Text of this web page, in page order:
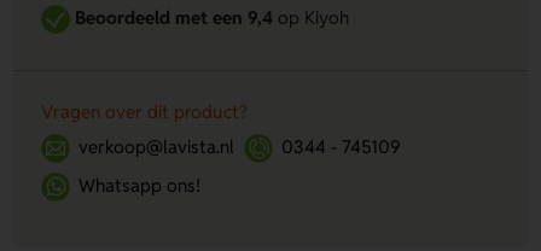
Beoordeeld met een 9,4op Kiyoh
Vragen over dit product?
verkoop@lavista.nl
0344 - 745109
Whatsapp ons!